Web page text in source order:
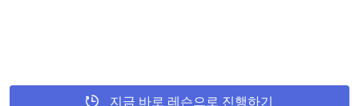
지금 바로 레슨으로 진행하기